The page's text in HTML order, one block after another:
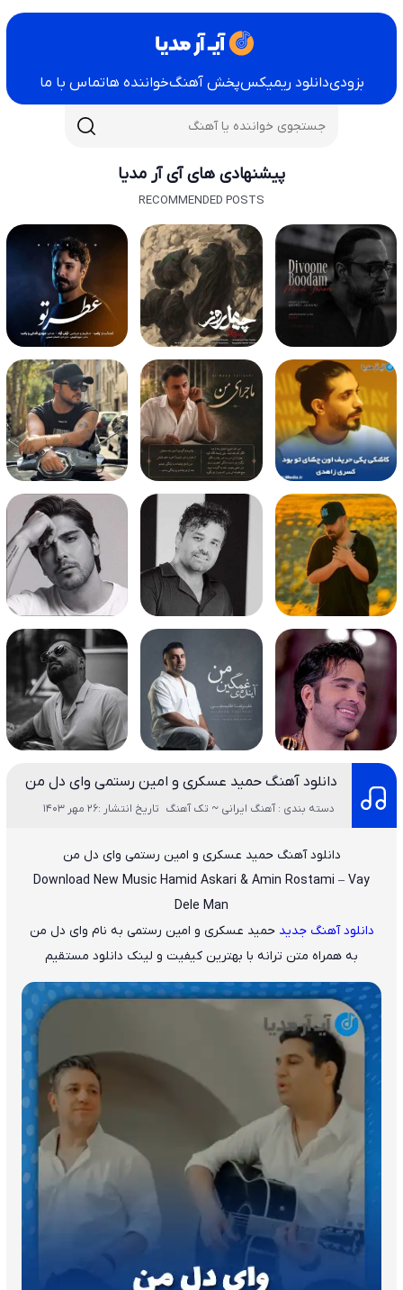
بزودیدانلود ریمیکسپخش آهنگخواننده هاتماس با ما
پیشنهادی های آی آر مدیا
RECOMMENDED POSTS
دانلود آهنگ حمید عسکری و امین رستمی وای دل من
دسته بندی : آهنگ ایرانی ~ تک آهنگ تاریخ انتشار :26 مهر 1403
دانلود آهنگ حمید عسکری و امین رستمی وای دل من
Download New Music Hamid Askari & Amin Rostami – Vay
Dele Man
دانلود آهنگ جدید حمید عسکری و امین رستمی به نام وای دل من
به همراه متن ترانه با بهترین کیفیت و لینک دانلود مستقیم